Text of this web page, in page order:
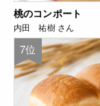
桃のコンポート
内田 祐樹 さん
7位